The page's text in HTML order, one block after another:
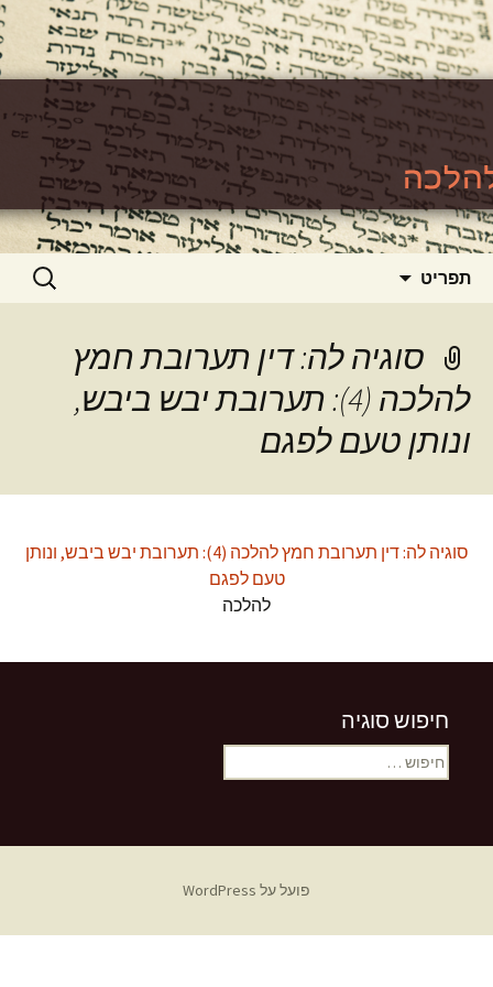
https://www.toralishma.org
האתר ללימוד סוגיות גמרא להלכה
תפריט חיפוש:
סוגיה לה: דין תערובת חמץ
להלכה (4): תערובת יבש ביבש,
ונותן טעם לפגם
סוגיה לה: דין תערובת חמץ להלכה (4): תערובת יבש ביבש, ונותן
טעם לפגם
להלכה
חיפוש סוגיה
חיפוש:
פועל על WordPress